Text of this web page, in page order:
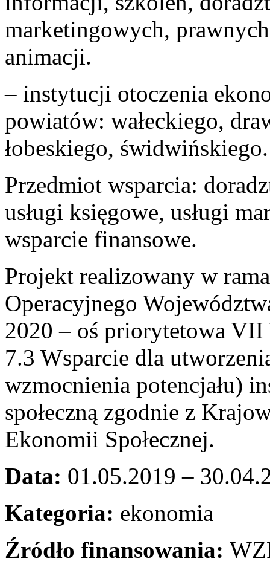
marketingowych,
animacji.
– instytucji otoczenia
powiatów: wałeckiego,
łobeskiego, świdwińskiego.
Przedmiot wsparcia:
usługi księgowe, usługi
wsparcie finansowe.
Projekt realizowany w
Operacyjnego
2020 – oś priorytetowa VII
7.3 Wsparcie dla
wzmocnienia potencjału)
społeczną zgodnie z
Ekonomii Społecznej.
Data: 01.05.2019 –
Kategoria: ekonomia
Źródło finansowania: